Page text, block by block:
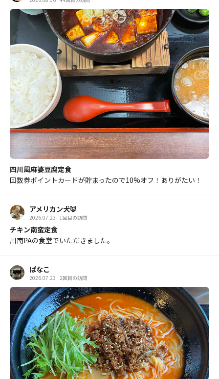
四川風麻婆豆腐定食
回数券ポイントカードが貯まったので10%オフ！ありがたい！
アメリカン犬🦊
2026.07.23 1回目の訪問
チキン南蛮定食
川南PAの食堂でいただきました。
ぱなこ
2026.07.23 2回目の訪問